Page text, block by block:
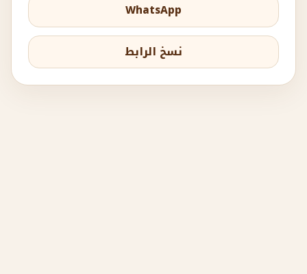
WhatsApp
نسخ الرابط